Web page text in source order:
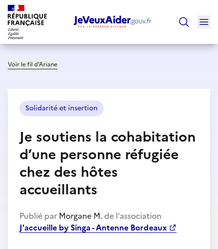
Voir le fil d’Ariane
Solidarité et insertion
Je soutiens la cohabitation
d’une personne réfugiée
chez des hôtes
accueillants
Publié par Morgane M. de l'association
J'accueille by Singa - Antenne Bordeaux